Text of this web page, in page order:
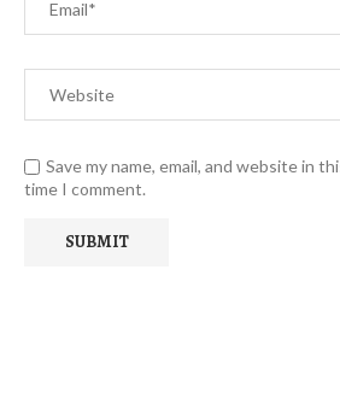
Save my name, email, and website in
time I comment.